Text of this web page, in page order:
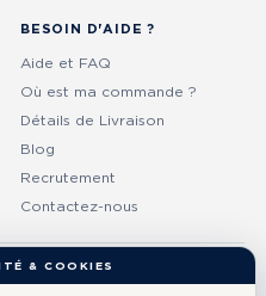
BESOIN D'AIDE ?
Aide et FAQ
Où est ma commande ?
Détails de Livraison
Blog
Recrutement
Contactez-nous